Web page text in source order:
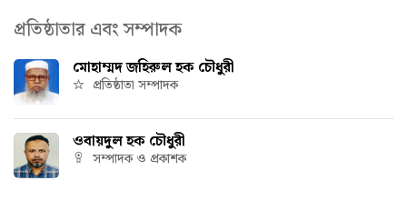
প্রতিষ্ঠাতার এবং সম্পাদক
মোহাম্মদ জহিরুল হক চৌধুরী
প্রতিষ্ঠাতা সম্পাদক
ওবায়দুল হক চৌধুরী
সম্পাদক ও প্রকাশক